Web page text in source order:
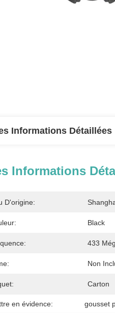
Informations Détaillées
Informations
D'origine:
Black
433
Non
Carton
en évidence: gousset